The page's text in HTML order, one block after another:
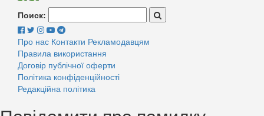
Поиск:
Про нас Контакти Рекламодавцям
Правила використання
Договір публічної оферти
Політика конфіденційності
Редакційна політика